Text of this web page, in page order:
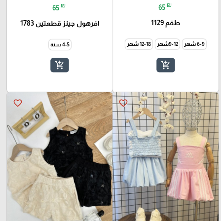
65 ₪
طقم 1129
6-9 شهر 9-12شهر 12-18 شهر
add_shopping_cart
65 ₪
افرهول جينز قطعتين 1783
4-5 سنة
add_shopping_cart
favorite_border
favorite_border